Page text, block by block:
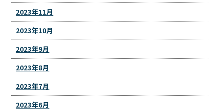
2023年11月
2023年10月
2023年9月
2023年8月
2023年7月
2023年6月